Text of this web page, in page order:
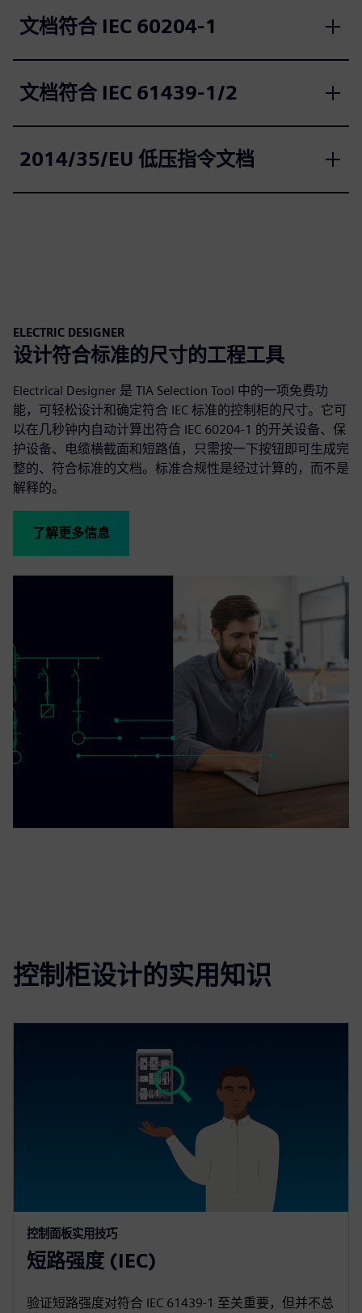
文档符合 IEC 60204‑1
文档符合 IEC 61439‑1/2
2014/35/EU 低压指令文档
ELECTRIC DESIGNER
设计符合标准的尺寸的工程工具
Electrical Designer 是 TIA Selection Tool 中的一项免费功
能，可轻松设计和确定符合 IEC 标准的控制柜的尺寸。它可
以在几秒钟内自动计算出符合 IEC 60204-1 的开关设备、保
护设备、电缆横截面和短路值，只需按一下按钮即可生成完
整的、符合标准的文档。标准合规性是经过计算的，而不是
解释的。
了解更多信息
控制柜设计的实用知识
控制面板实用技巧
短路强度 (IEC)
验证短路强度对符合 IEC 61439-1 至关重要，但并不总